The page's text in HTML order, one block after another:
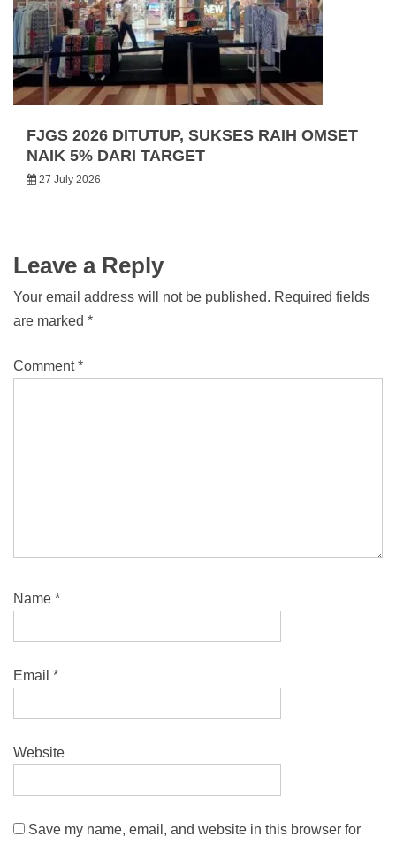
FJGS 2026 DITUTUP, SUKSES RAIH OMSET
NAIK 5% DARI TARGET
27 July 2026
Leave a Reply
Your email address will not be published. Required fields
are marked *
Comment*
Name *
Email *
Website
Save my name, email, and website in this browser for